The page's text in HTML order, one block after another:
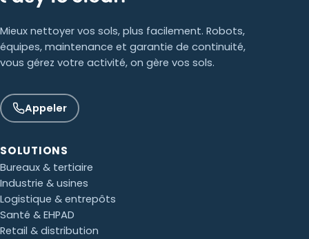
Mieux nettoyer vos sols, plus facilement. Robots,
équipes, maintenance et garantie de continuité,
vous gérez votre activité, on gère vos sols.
Appeler
SOLUTIONS
Bureaux & tertiaire
Industrie & usines
Logistique & entrepôts
Santé & EHPAD
Retail & distribution